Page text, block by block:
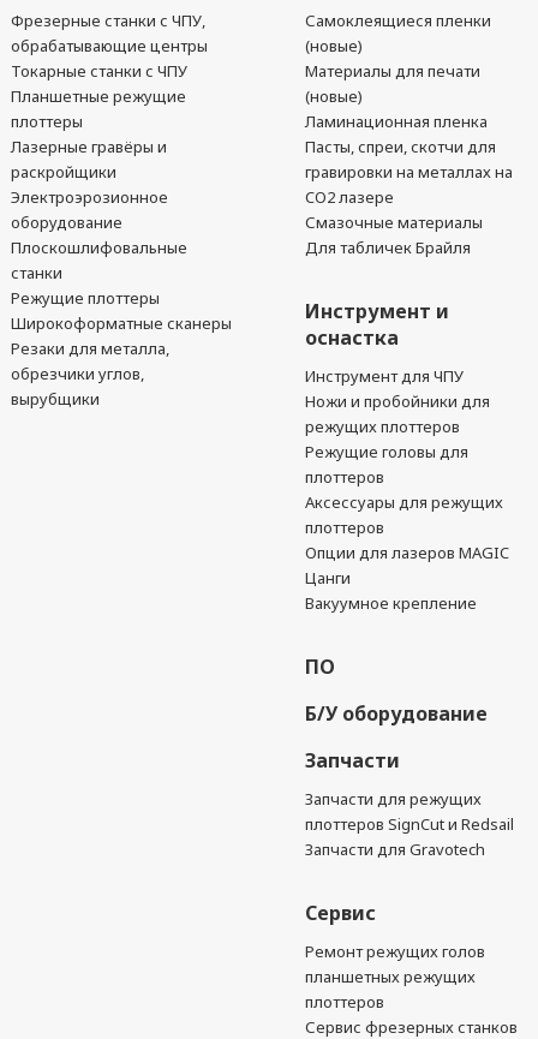
Фрезерные станки с ЧПУ,
обрабатывающие центры
Токарные станки с ЧПУ
Планшетные режущие
плоттеры
Лазерные гравёры и
раскройщики
Электроэрозионное
оборудование
Плоскошлифовальные
станки
Режущие плоттеры
Широкоформатные сканеры
Резаки для металла,
обрезчики углов,
вырубщики
Самоклеящиеся пленки
(новые)
Материалы для печати
(новые)
Ламинационная пленка
Пасты, спреи, скотчи для
гравировки на металлах на
CO2 лазере
Смазочные материалы
Для табличек Брайля
Инструмент и
оснастка
Инструмент для ЧПУ
Ножи и пробойники для
режущих плоттеров
Режущие головы для
плоттеров
Аксессуары для режущих
плоттеров
Опции для лазеров MAGIC
Цанги
Вакуумное крепление
ПО
Б/У оборудование
Запчасти
Запчасти для режущих
плоттеров SignCut и Redsail
Запчасти для Gravotech
Сервис
Ремонт режущих голов
планшетных режущих
плоттеров
Сервис фрезерных станков